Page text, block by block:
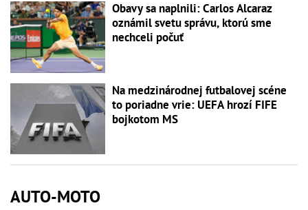
Obavy sa naplnili: Carlos Alcaraz
oznámil svetu správu, ktorú sme
nechceli počuť
Na medzinárodnej futbalovej scéne
to poriadne vrie: UEFA hrozí FIFE
bojkotom MS
AUTO-MOTO